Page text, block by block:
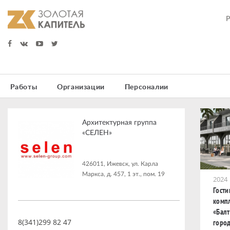
Работы Организации Персоналии
Архитектурная группа
«СЕЛЕН»
426011, Ижевск, ул. Карла
Маркса, д. 457, 1 эт., пом. 19
8(341)299 82 47
2024